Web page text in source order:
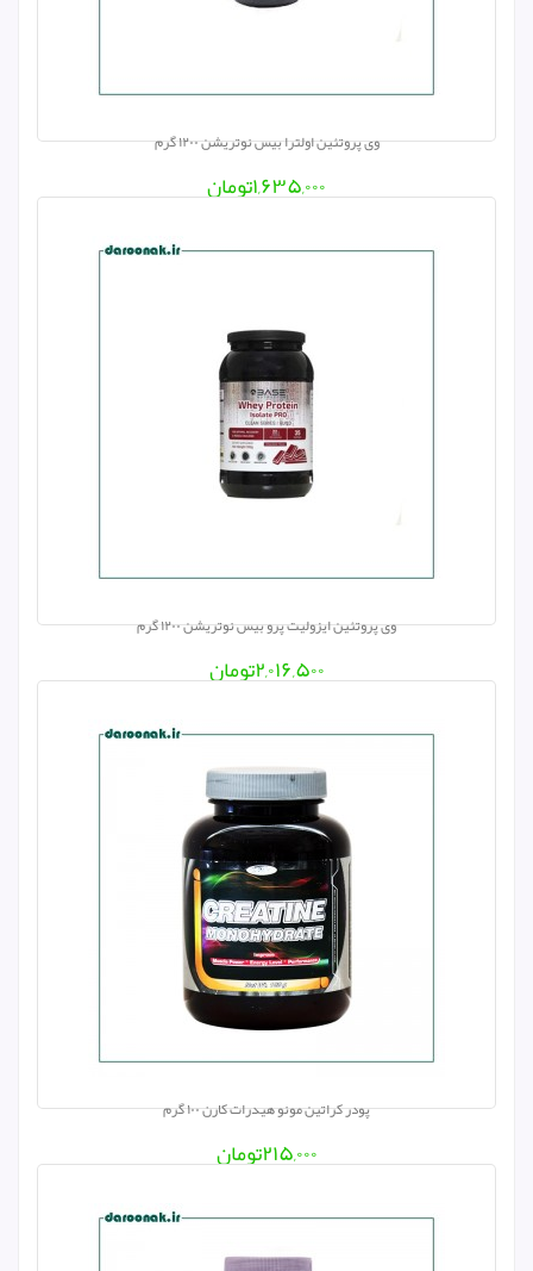
وی پروتئین اولترا بیس نوتریشن ۱۲۰۰ گرم
۱,۶۳۵,۰۰۰تومان
وی پروتئین ایزولیت پرو بیس نوتریشن ۱۲۰۰ گرم
۲,۰۱۶,۵۰۰تومان
پودر کراتین مونو هیدرات کارن ۱۰۰ گرم
۲۱۵,۰۰۰تومان